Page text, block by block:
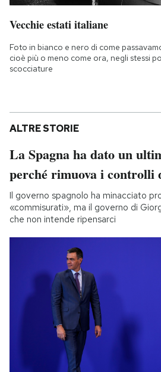
Vecchie estati italiane
Foto in bianco e nero di come
cioè più o meno come ora, negli stessi
scocciature
ALTRE STORIE
La Spagna ha dato un
perché rimuova i
Il governo spagnolo ha minacciato
«commisurati», ma il governo di
che non intende ripensarci